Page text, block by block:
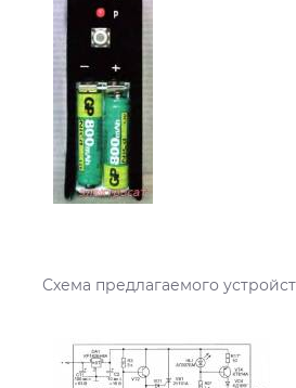
Схема предлагаемого